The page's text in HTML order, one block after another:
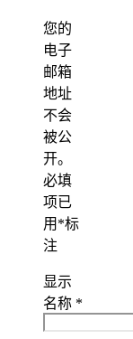
您的
电子
邮箱
地址
不会
被公
开。
必填
项已
用 *标
注
显示
名称 *